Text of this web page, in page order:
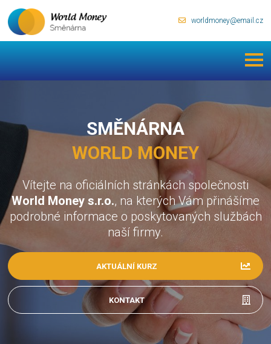
worldmoney@email.cz
SMĚNÁRNA
WORLD MONEY
Vítejte na oficiálních stránkách společnosti
World Money s.r.o., na kterých Vám přinášíme
podrobné informace o poskytovaných službách
naší firmy.
AKTUÁLNÍ KURZ
KONTAKT